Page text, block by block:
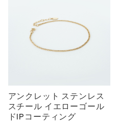
アンクレット ステンレス
スチール イエローゴール
ドIPコーティング